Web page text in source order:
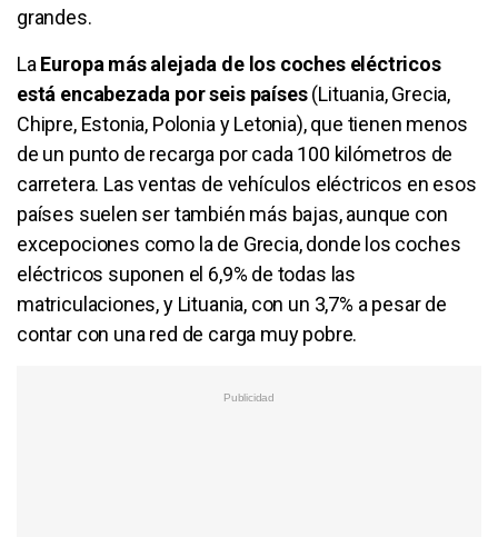
grandes.
La Europa más alejada de los coches eléctricos
está encabezada por seis países(Lituania, Grecia,
Chipre, Estonia, Polonia y Letonia), que tienen menos
de un punto de recarga por cada 100 kilómetros de
carretera. Las ventas de vehículos eléctricos en esos
países suelen ser también más bajas, aunque con
excepociones como la de Grecia, donde los coches
eléctricos suponen el 6,9% de todas las
matriculaciones, y Lituania, con un 3,7% a pesar de
contar con una red de carga muy pobre.